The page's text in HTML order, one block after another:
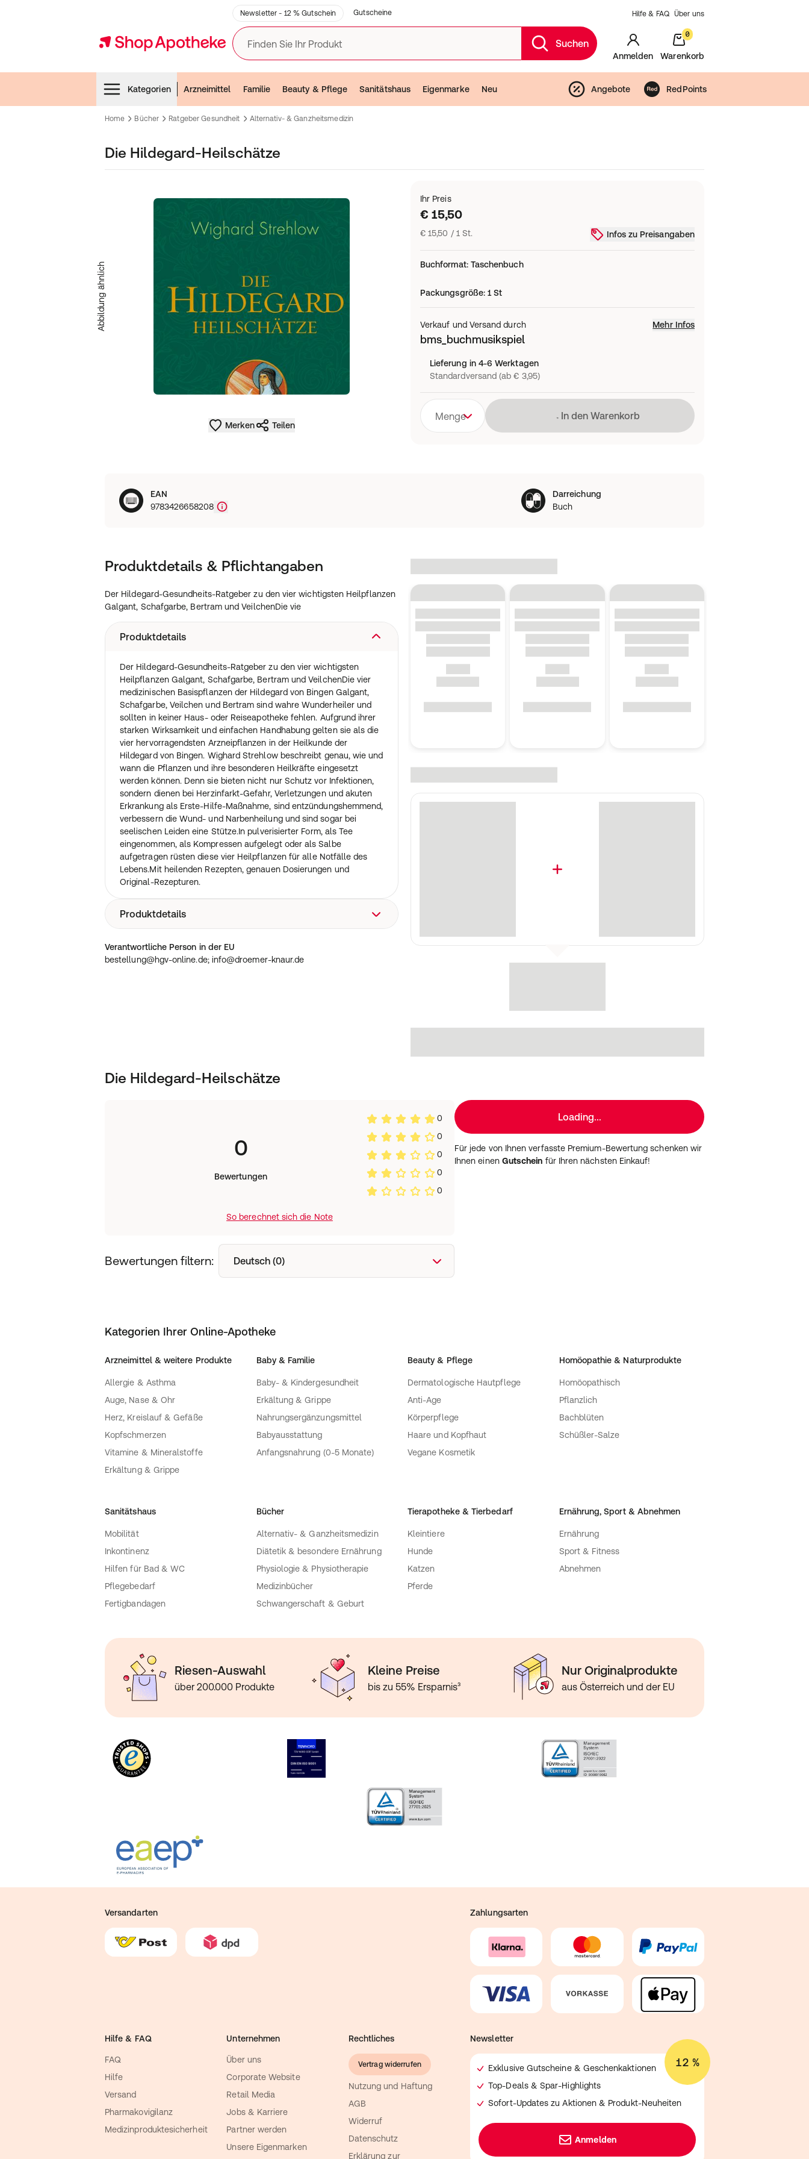
Newsletter - 12 % Gutschein Gutscheine Hilfe & FAQ Über uns
Finden Sie Ihr Produkt Suchen
Anmelden
0
Warenkorb
Kategorien
Arzneimittel Familie Beauty & Pflege Sanitätshaus Eigenmarke Neu Angebote RedPoints
Home Bücher Ratgeber Gesundheit Alternativ- & Ganzheitsmedizin
Die Hildegard-Heilschätze
Abbildung ähnlich
Merken Teilen
Ihr Preis
€ 15,50
€ 15,50 / 1 St. Infos zu Preisangaben
Buchformat: Taschenbuch
Packungsgröße:1 St
Verkauf und Versand durch Mehr Infos
bms_buchmusikspiel
Lieferung in 4-6 Werktagen
Standardversand (ab € 3,95)
Menge Lädt
In den Warenkorb
EAN
9783426658208
Darreichung
Buch
Produktdetails & Pflichtangaben
Der Hildegard-Gesundheits-Ratgeber zu den vier wichtigsten Heilpflanzen
Galgant, Schafgarbe, Bertram und VeilchenDie vie
Produktdetails
Der Hildegard-Gesundheits-Ratgeber zu den vier wichtigsten
Heilpflanzen Galgant, Schafgarbe, Bertram und VeilchenDie vier
medizinischen Basispflanzen der Hildegard von Bingen Galgant,
Schafgarbe, Veilchen und Bertram sind wahre Wunderheiler und
sollten in keiner Haus- oder Reiseapotheke fehlen. Aufgrund ihrer
starken Wirksamkeit und einfachen Handhabung gelten sie als die
vier hervorragendsten Arzneipflanzen in der Heilkunde der
Hildegard von Bingen. Wighard Strehlow beschreibt genau, wie und
wann die Pflanzen und ihre besonderen Heilkräfte eingesetzt
werden können. Denn sie bieten nicht nur Schutz vor Infektionen,
sondern dienen bei Herzinfarkt-Gefahr, Verletzungen und akuten
Erkrankung als Erste-Hilfe-Maßnahme, sind entzündungshemmend,
verbessern die Wund- und Narbenheilung und sind sogar bei
seelischen Leiden eine Stütze.In pulverisierter Form, als Tee
eingenommen, als Kompressen aufgelegt oder als Salbe
aufgetragen rüsten diese vier Heilpflanzen für alle Notfälle des
Lebens.Mit heilenden Rezepten, genauen Dosierungen und
Original-Rezepturen.
Produktdetails
160 Seiten Deutsch / Erscheinungsdatum: 20.08.2018
Verantwortliche Person in der EU
bestellung@hgv-online.de; info@droemer-knaur.de
Die Hildegard-Heilschätze
0
Bewertungen
0
0
0
0
0
So berechnet sich die Note
Bewertungen filtern: Deutsch (0)
Loading...
Für jede von Ihnen verfasste Premium-Bewertung schenken wir
Ihnen einen Gutschein für Ihren nächsten Einkauf!
Kategorien Ihrer Online-Apotheke
Arzneimittel & weitere Produkte
Allergie & Asthma
Auge, Nase & Ohr
Herz, Kreislauf & Gefäße
Kopfschmerzen
Vitamine & Mineralstoffe
Erkältung & Grippe
Baby & Familie
Baby- & Kindergesundheit
Erkältung & Grippe
Nahrungsergänzungsmittel
Babyausstattung
Anfangsnahrung (0-5 Monate)
Beauty & Pflege
Dermatologische Hautpflege
Anti-Age
Körperpflege
Haare und Kopfhaut
Vegane Kosmetik
Homöopathie & Naturprodukte
Homöopathisch
Pflanzlich
Bachblüten
Schüßler-Salze
Sanitätshaus
Mobilität
Inkontinenz
Hilfen für Bad & WC
Pflegebedarf
Fertigbandagen
Bücher
Alternativ- & Ganzheitsmedizin
Diätetik & besondere Ernährung
Physiologie & Physiotherapie
Medizinbücher
Schwangerschaft & Geburt
Tierapotheke & Tierbedarf
Kleintiere
Hunde
Katzen
Pferde
Ernährung, Sport & Abnehmen
Ernährung
Sport & Fitness
Abnehmen
Riesen-Auswahl
über 200.000 Produkte
Kleine Preise
bis zu 55% Ersparnis³
Nur Originalprodukte
aus Österreich und der EU
Versandarten Zahlungsarten
Hilfe & FAQ
FAQ
Hilfe
Versand
Pharmakovigilanz
Medizinproduktesicherheit
Unternehmen
Über uns
Corporate Website
Retail Media
Jobs & Karriere
Partner werden
Unsere Eigenmarken
Rechtliches
Vertrag widerrufen
Nutzung und Haftung
AGB
Widerruf
Datenschutz
Erklärung zur
Newsletter
12 %
Exklusive Gutscheine & Geschenkaktionen
Top-Deals & Spar-Highlights
Sofort-Updates zu Aktionen & Produkt-Neuheiten
Anmelden